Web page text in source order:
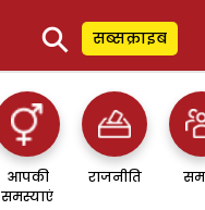
⚲ सब्सक्राइब
आपकी
समस्याएं
राजनीति